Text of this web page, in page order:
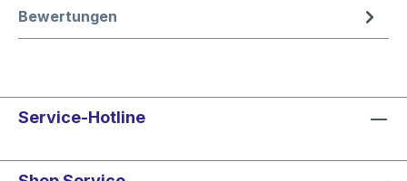
Bewertungen
Service-Hotline